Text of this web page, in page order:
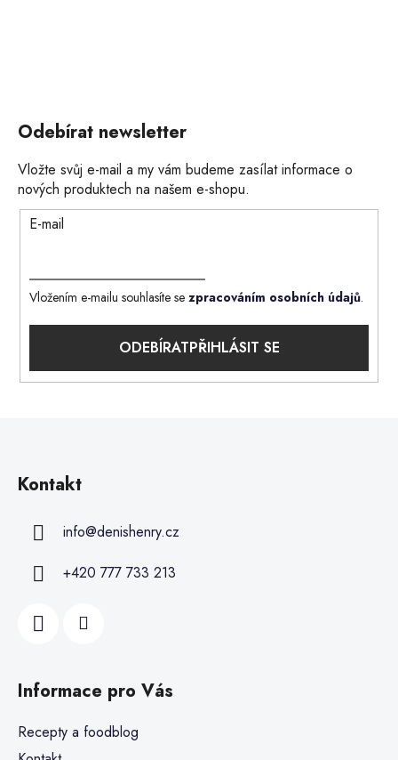
Odebírat newsletter
Vložte svůj e-mail a my vám budeme zasílat informace o
nových produktech na našem e-shopu.
E-mail
Vložením e-mailu souhlasíte se zpracováním osobních údajů.
PŘIHLÁSIT SE
Kontakt
info@denishenry.cz
+420 777 733 213
Informace pro Vás
Recepty a foodblog